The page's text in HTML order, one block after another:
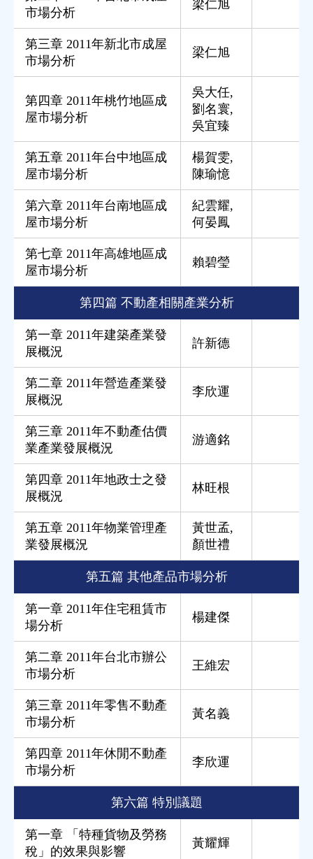
市場分析
梁仁旭
第三章 2011年新北市成屋
市場分析
梁仁旭
第四章 2011年桃竹地區成
屋市場分析
吳大任,
劉名寰,
吳宜臻
第五章 2011年台中地區成
屋市場分析
楊賀雯,
陳瑜憶
第六章 2011年台南地區成
屋市場分析
紀雲耀,
何晏鳳
第七章 2011年高雄地區成
屋市場分析
賴碧瑩
第四篇 不動產相關產業分析
第一章 2011年建築產業發
展概況
許新德
第二章 2011年營造產業發
展概況
李欣運
第三章 2011年不動產估價
業產業發展概況
游適銘
第四章 2011年地政士之發
展概況
林旺根
第五章 2011年物業管理產
業發展概況
黃世孟,
顏世禮
第五篇 其他產品市場分析
第一章 2011年住宅租賃市
場分析
楊建傑
第二章 2011年台北市辦公
市場分析
王維宏
第三章 2011年零售不動產
市場分析
黃名義
第四章 2011年休閒不動產
市場分析
李欣運
第六篇 特別議題
第一章 「特種貨物及勞務
稅」的效果與影響
黃耀輝